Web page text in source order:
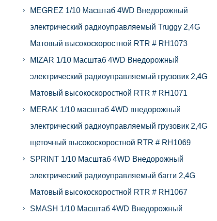
MEGREZ 1/10 Масштаб 4WD Внедорожный
электрический радиоуправляемый Truggy 2,4G
Матовый высокоскоростной RTR # RH1073
MIZAR 1/10 Масштаб 4WD Внедорожный
электрический радиоуправляемый грузовик 2,4G
Матовый высокоскоростной RTR # RH1071
MERAK 1/10 масштаб 4WD внедорожный
электрический радиоуправляемый грузовик 2,4G
щеточный высокоскоростной RTR # RH1069
SPRINT 1/10 Масштаб 4WD Внедорожный
электрический радиоуправляемый багги 2,4G
Матовый высокоскоростной RTR # RH1067
SMASH 1/10 Масштаб 4WD Внедорожный